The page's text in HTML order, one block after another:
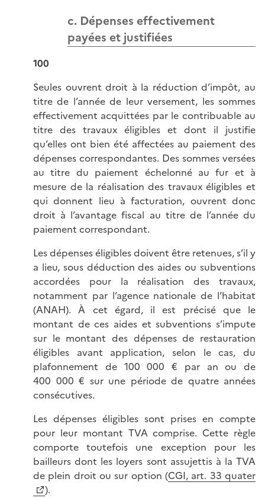
c. Dépenses effectivement
payées et justifiées
100
Seules ouvrent droit à la réduction d’impôt, au
titre de l’année de leur versement, les sommes
effectivement acquittées par le contribuable au
titre des travaux éligibles et dont il justifie
qu’elles ont bien été affectées au paiement des
dépenses correspondantes. Des sommes versées
au titre du paiement échelonné au fur et à
mesure de la réalisation des travaux éligibles et
qui donnent lieu à facturation, ouvrent donc
droit à l’avantage fiscal au titre de l’année du
paiement correspondant.
Les dépenses éligibles doivent être retenues, s’il y
a lieu, sous déduction des aides ou subventions
accordées pour la réalisation des travaux,
notamment par l’agence nationale de l’habitat
(ANAH). À cet égard, il est précisé que le
montant de ces aides et subventions s’impute
sur le montant des dépenses de restauration
éligibles avant application, selon le cas, du
plafonnement de 100 000 € par an ou de
400 000 € sur une période de quatre années
consécutives.
Les dépenses éligibles sont prises en compte
pour leur montant TVA comprise. Cette règle
comporte toutefois une exception pour les
bailleurs dont les loyers sont assujettis à la TVA
de plein droit ou sur option (CGI, art. 33 quater
).